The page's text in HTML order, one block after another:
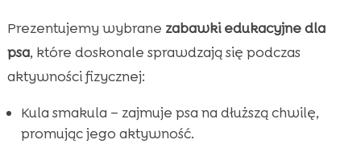
Prezentujemy wybrane zabawki edukacyjne dla
psa, które doskonale sprawdzają się podczas
aktywności fizycznej:
Kula smakula – zajmuje psa na dłuższą chwilę,
promując jego aktywność.